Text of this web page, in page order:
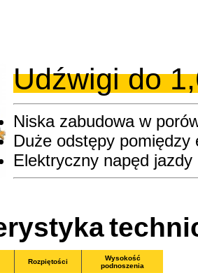
Udźwigi do
Niska zabudowa w
Duże odstępy
Elektryczny napęd jazdy
Rozpiętości
Wysokość
podnoszenia